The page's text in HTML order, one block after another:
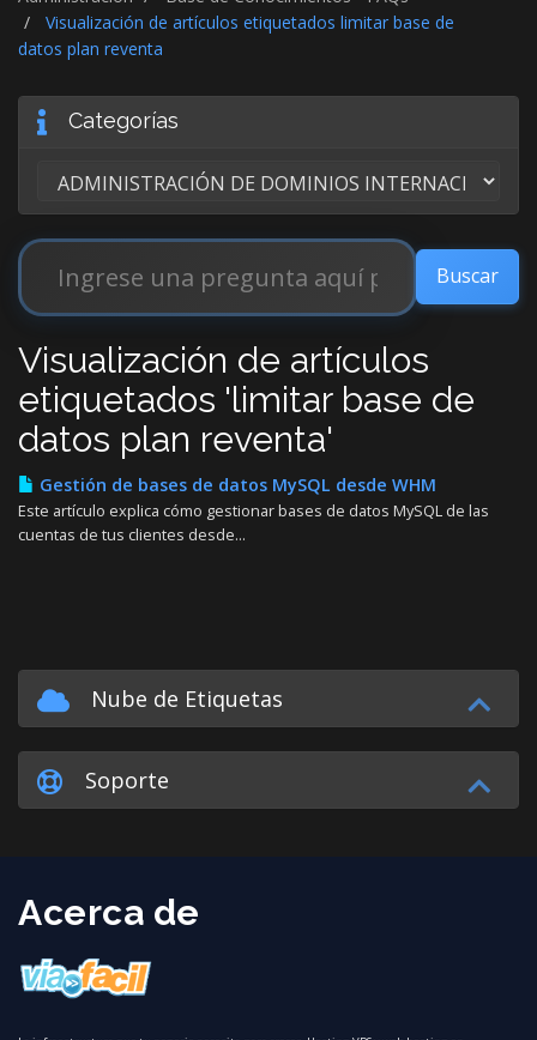
Visualización de artículos etiquetados limitar base de
datos plan reventa
Categorías
Visualización de artículos
etiquetados 'limitar base de
datos plan reventa'
Gestión de bases de datos MySQL desde WHM
Este artículo explica cómo gestionar bases de datos MySQL de las
cuentas de tus clientes desde...
Nube de Etiquetas
Soporte
Acerca de